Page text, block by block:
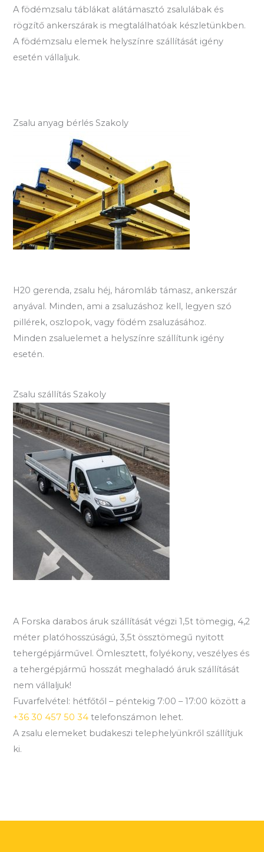
A födémzsalu táblákat alátámasztó zsalulábak és
rögzítő ankerszárak is megtalálhatóak készletünkben.
A födémzsalu elemek helyszínre szállítását igény
esetén vállaljuk.
Zsalu anyag bérlés Szakoly
H20 gerenda, zsalu héj, háromláb támasz, ankerszár
anyával. Minden, ami a zsaluzáshoz kell, legyen szó
pillérek, oszlopok, vagy födém zsaluzásához.
Minden zsaluelemet a helyszínre szállítunk igény
esetén.
Zsalu szállítás Szakoly
A Forska darabos áruk szállítását végzi 1,5t tömegig, 4,2
méter platóhosszúságú, 3,5t össztömegű nyitott
tehergépjárművel. Ömlesztett, folyékony, veszélyes és
a tehergépjármű hosszát meghaladó áruk szállítását
nem vállaljuk!
Fuvarfelvétel: hétfőtől – péntekig 7:00 – 17:00 között a
+36 30 457 50 34 telefonszámon lehet.
A zsalu elemeket budakeszi telephelyünkről szállítjuk
ki.